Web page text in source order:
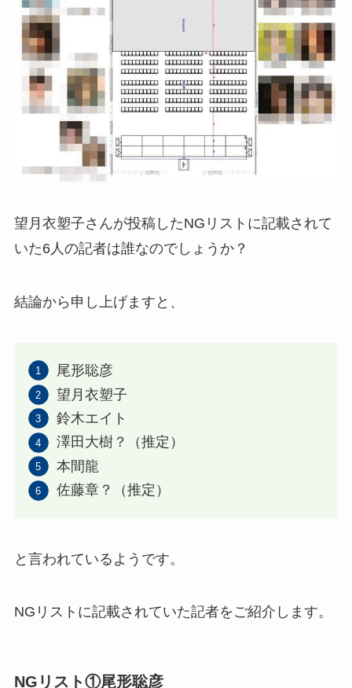
望月衣塑子さんが投稿したNGリストに記載されて
いた6人の記者は誰なのでしょうか？
結論から申し上げますと、
尾形聡彦
望月衣塑子
鈴木エイト
澤田大樹？（推定）
本間龍
佐藤章？（推定）
と言われているようです。
NGリストに記載されていた記者をご紹介します。
NGリスト①尾形聡彦